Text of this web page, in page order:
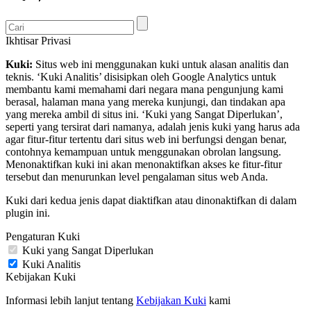
Ikhtisar Privasi
Kuki: Situs web ini menggunakan kuki untuk alasan analitis dan
teknis. ‘Kuki Analitis’ disisipkan oleh Google Analytics untuk
membantu kami memahami dari negara mana pengunjung kami
berasal, halaman mana yang mereka kunjungi, dan tindakan apa
yang mereka ambil di situs ini. ‘Kuki yang Sangat Diperlukan’,
seperti yang tersirat dari namanya, adalah jenis kuki yang harus ada
agar fitur-fitur tertentu dari situs web ini berfungsi dengan benar,
contohnya kemampuan untuk menggunakan obrolan langsung.
Menonaktifkan kuki ini akan menonaktifkan akses ke fitur-fitur
tersebut dan menurunkan level pengalaman situs web Anda.
Kuki dari kedua jenis dapat diaktifkan atau dinonaktifkan di dalam
plugin ini.
Pengaturan Kuki
Kuki yang Sangat Diperlukan
Kuki Analitis
Kebijakan Kuki
Informasi lebih lanjut tentang Kebijakan Kuki kami